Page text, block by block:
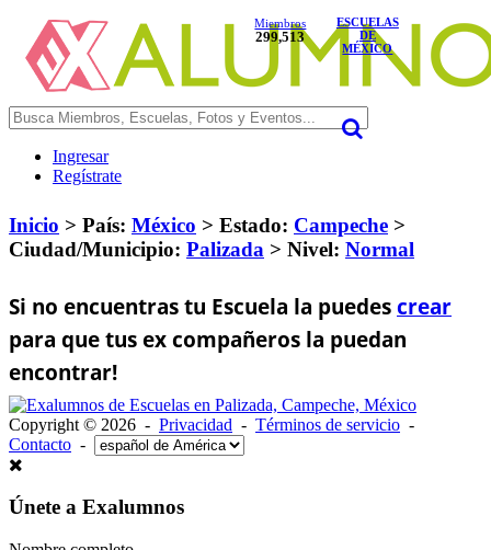
Miembros
299,513
ESCUELAS
DE
MÉXICO
Ingresar
Regístrate
Inicio > País: México > Estado: Campeche >
Ciudad/Municipio: Palizada > Nivel: Normal
Si no encuentras tu Escuela la puedescrear
para que tus ex compañeros la puedan
encontrar!
Copyright © 2026 - Privacidad - Términos de servicio -
Contacto -
Únete a Exalumnos